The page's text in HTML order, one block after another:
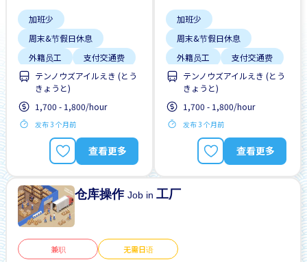
加班少
周末&节假日休息
外籍员工
支付交通费
无日本语要求
无经验要求
男性首选
テンノウズアイルえき (とう
きょうと)
1,700 - 1,800/hour
发布 3 个月前
查看更多
加班少
周末&节假日休息
外籍员工
支付交通费
无日本语要求
无经验要求
男性首选
テンノウズアイルえき (とう
きょうと)
1,700 - 1,800/hour
发布 3 个月前
查看更多
仓库操作Job in工厂
兼职 无需日语